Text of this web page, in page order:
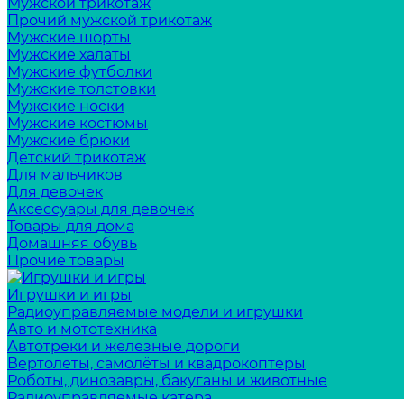
Прочий мужской трикотаж
Мужские шорты
Мужские халаты
Мужские футболки
Мужские толстовки
Мужские носки
Мужские костюмы
Мужские брюки
Детский трикотаж
Для мальчиков
Для девочек
Аксессуары для девочек
Товары для дома
Домашняя обувь
Прочие товары
Игрушки и игры
Радиоуправляемые модели и игрушки
Авто и мототехника
Автотреки и железные дороги
Вертолеты, самолёты и квадрокоптеры
Роботы, динозавры, бакуганы и животные